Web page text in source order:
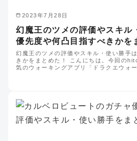
2023年7月28日
幻魔王のツメの評価やスキル
優先度や何凸目指すべきかを
幻魔王のツメの評価やスキル・使い勝手
きかをまとめた！ こんにちは。今回の
気のウォーキングアプリ「ドラクエウォ